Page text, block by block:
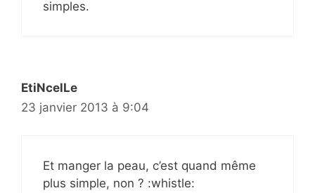
simples.
EtiNcelLe
23 janvier 2013 à 9:04
Et manger la peau, c’est quand même
plus simple, non ? :whistle: